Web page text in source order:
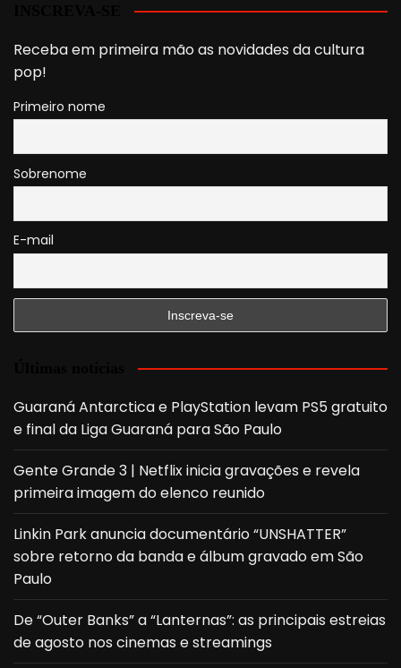
Receba em primeira mão as novidades da cultura
pop!
Primeiro nome
Sobrenome
E-mail
Guaraná Antarctica e PlayStation levam PS5 gratuito
e final da Liga Guaraná para São Paulo
Gente Grande 3 | Netflix inicia gravações e revela
primeira imagem do elenco reunido
Linkin Park anuncia documentário “UNSHATTER”
sobre retorno da banda e álbum gravado em São
Paulo
De “Outer Banks” a “Lanternas”: as principais estreias
de agosto nos cinemas e streamings